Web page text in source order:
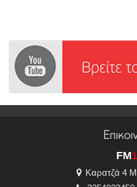
FM
Καρατζά 4